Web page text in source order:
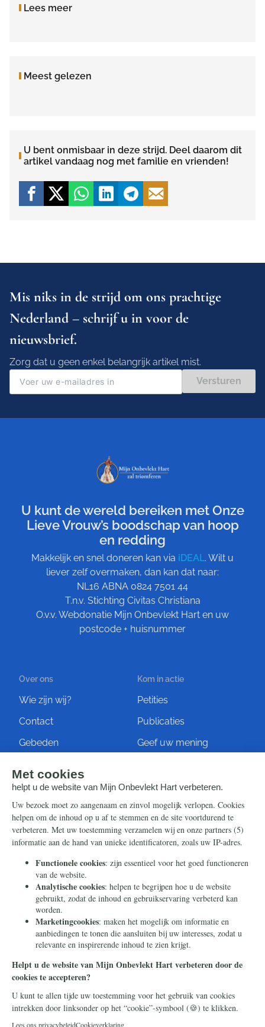
Lees meer
Meest gelezen
U bent onmisbaar in deze strijd. Deel daarom dit
artikel vandaag nog met familie en vrienden!
Mis niks in de strijd om ons prachtige
Nederland – schrijf u in voor de
nieuwsbrief.
Zorg dat u geen enkel belangrijk artikel mist.
Versturen
U kunt de wereld bereiken met Onze
Lieve Vrouw’s boodschap van hoop
en redding
Makkelijk en snel doneren kan via iDEAL. Wilt u
liever zelf overmaken, dan kan dat naar:
NL16 ABNA 0824 7501 44
T.n.v. Stichting Civitas Christiana
O.v.v. Webdonatie Mijn Onbevlekt Hart en uw
postcode + huisnummer
Over ons
Wie zijn wij?
Contact
Gebeden
Kom in actie
Petities
Publicaties
Geef uw mening
Steun ons
Nieuwsbrief
Eenmalig
Maandelijks
Periodiek
Nalaten
Zelf overschrijven
Info
Contact
Ontvang onze Telegram-
berichten
© 2026 Stichting Civitas Christiana
Cookieverklaring
Privacy